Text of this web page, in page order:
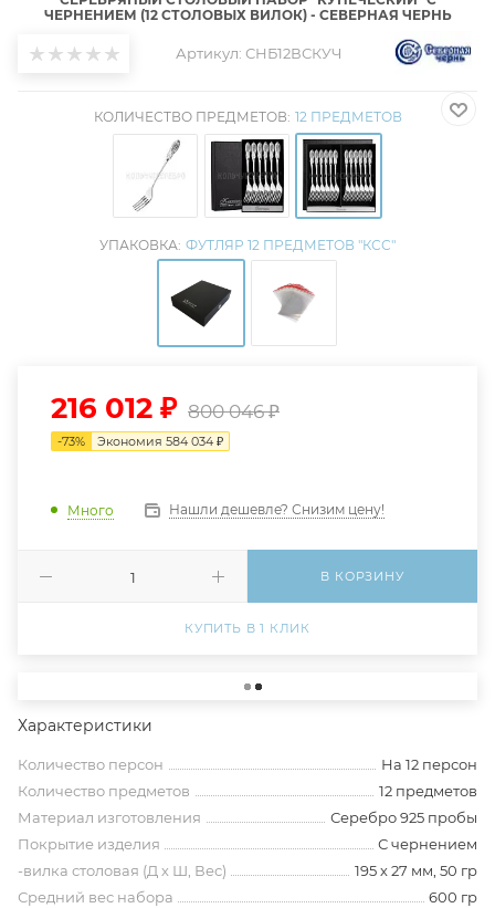
ЧЕРНЕНИЕМ (12 СТОЛОВЫХ ВИЛОК) - СЕВЕРНАЯ ЧЕРНЬ
Артикул: СНБ12ВСКУЧ
КОЛИЧЕСТВО ПРЕДМЕТОВ: 12 ПРЕДМЕТОВ
УПАКОВКА: ФУТЛЯР 12 ПРЕДМЕТОВ "КСС"
216 012 ₽ 800 046₽
-73% Экономия 584 034 ₽
Много Нашли дешевле? Снизим цену!
В КОРЗИНУ
КУПИТЬ В 1 КЛИК
Характеристики
Количество персон
На 12 персон
Количество предметов
12 предметов
Материал изготовления
Серебро 925 пробы
Покрытие изделия
С чернением
-вилка столовая (Д х Ш, Вес)
195 х 27 мм, 50 гр
Средний вес набора
600 гр